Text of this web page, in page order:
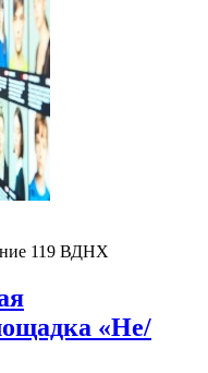
119 ВДНХ
«Не/